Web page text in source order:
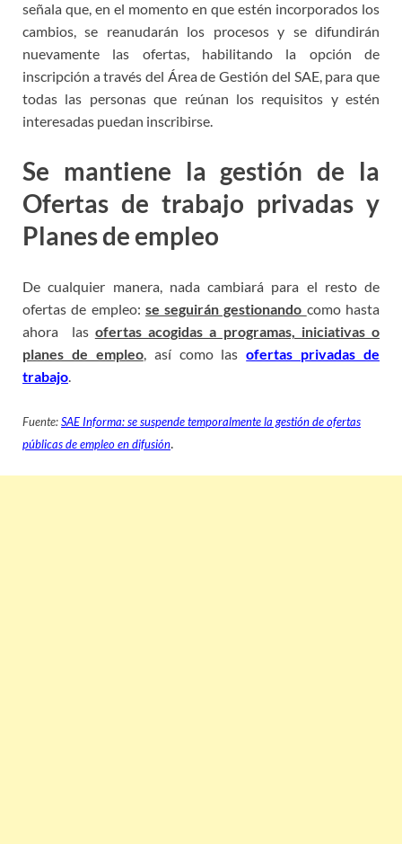
señala que, en el momento en que estén incorporados los
cambios, se reanudarán los procesos y se difundirán
nuevamente las ofertas, habilitando la opción de
inscripción a través del Área de Gestión del SAE, para que
todas las personas que reúnan los requisitos y estén
interesadas puedan inscribirse.
Se mantiene la gestión de la
Ofertas de trabajo privadas y
Planes de empleo
De cualquier manera, nada cambiará para el resto de
ofertas de empleo: se seguirán gestionando como hasta
ahora las ofertas acogidas a programas, iniciativas o
planes de empleo, así como lasofertas privadas de
trabajo
Fuente:SAE Informa: se suspende temporalmente la gestión de ofertas
públicas de empleo en difusión